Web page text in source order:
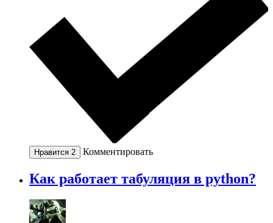
Нравится 2 Комментировать
Как работает табуляция в python?